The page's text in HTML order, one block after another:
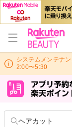
システムメンテナ
2:00〜5:30
ヘアカット